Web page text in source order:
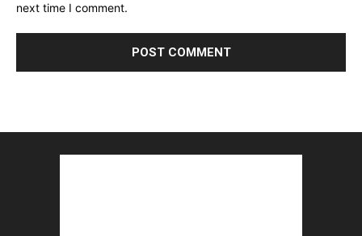
next time I comment.